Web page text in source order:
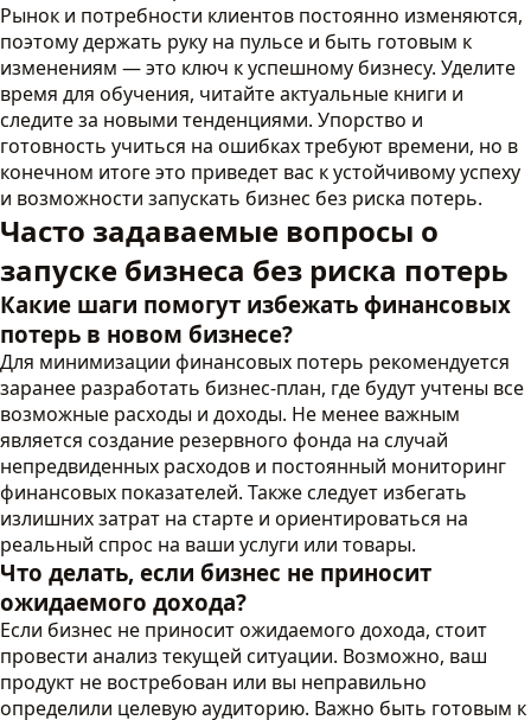
Рынок и потребности клиентов постоянно изменяются,
поэтому держать руку на пульсе и быть готовым к
изменениям — это ключ к успешному бизнесу. Уделите
время для обучения, читайте актуальные книги и
следите за новыми тенденциями. Упорство и
готовность учиться на ошибках требуют времени, но в
конечном итоге это приведет вас к устойчивому успеху
и возможности запускать бизнес без риска потерь.
Часто задаваемые вопросы о
запуске бизнеса без риска потерь
Какие шаги помогут избежать финансовых
потерь в новом бизнесе?
Для минимизации финансовых потерь рекомендуется
заранее разработать бизнес-план, где будут учтены все
возможные расходы и доходы. Не менее важным
является создание резервного фонда на случай
непредвиденных расходов и постоянный мониторинг
финансовых показателей. Также следует избегать
излишних затрат на старте и ориентироваться на
реальный спрос на ваши услуги или товары.
Что делать, если бизнес не приносит
ожидаемого дохода?
Если бизнес не приносит ожидаемого дохода, стоит
провести анализ текущей ситуации. Возможно, ваш
продукт не востребован или вы неправильно
определили целевую аудиторию. Важно быть готовым к